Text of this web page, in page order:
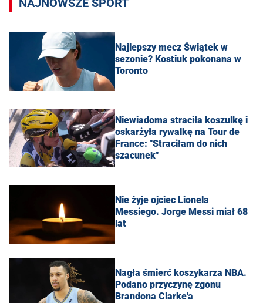
NAJNOWSZE SPORT
Najlepszy mecz Świątek w
sezonie? Kostiuk pokonana w
Toronto
Niewiadoma straciła koszulkę i
oskarżyła rywalkę na Tour de
France: "Straciłam do nich
szacunek"
Nie żyje ojciec Lionela
Messiego. Jorge Messi miał 68
lat
Nagła śmierć koszykarza NBA.
Podano przyczynę zgonu
Brandona Clarke'a